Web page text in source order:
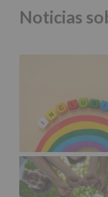
Aquí
web:
*
Noticias